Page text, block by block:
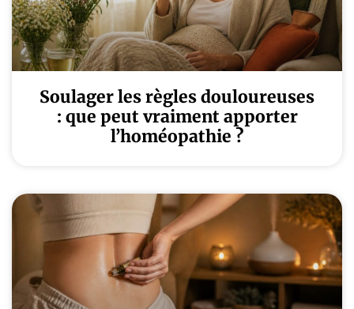
Soulager les règles douloureuses
: que peut vraiment apporter
l’homéopathie ?